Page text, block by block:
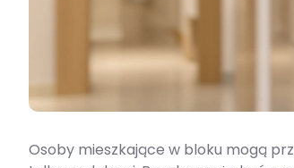
Osoby mieszkające w bloku mogą